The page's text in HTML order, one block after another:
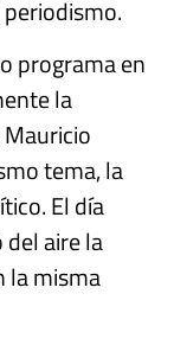
programa en
la
tema, la
El día
aire la
la misma